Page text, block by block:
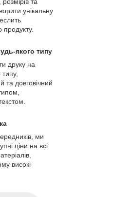
унікальну
продукту.
якого типу
друку на
та довговічний
ми
ціни на всі
високі